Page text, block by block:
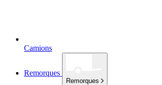
Camions
Remorques
Remorques